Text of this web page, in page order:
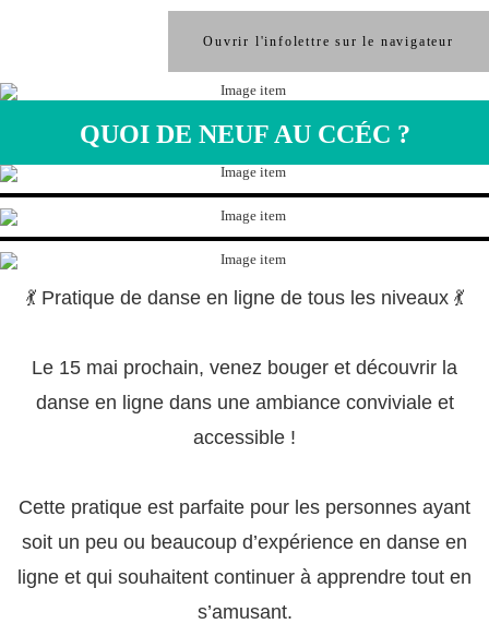
Ouvrir l'infolettre sur le navigateur
QUOI DE NEUF AU CCÉC ?
💃 Pratique de danse en ligne de tous les niveaux 💃
Le 15 mai prochain, venez bouger et découvrir la
danse en ligne dans une ambiance conviviale et
accessible !
Cette pratique est parfaite pour les personnes ayant
soit un peu ou beaucoup d’expérience en danse en
ligne et qui souhaitent continuer à apprendre tout en
s’amusant.